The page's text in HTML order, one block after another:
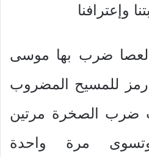
وإعترافنا
ضرب بها موسى
رمز للمسيح المضروب
ضرب الصخرة مرتين
مرة واحدة